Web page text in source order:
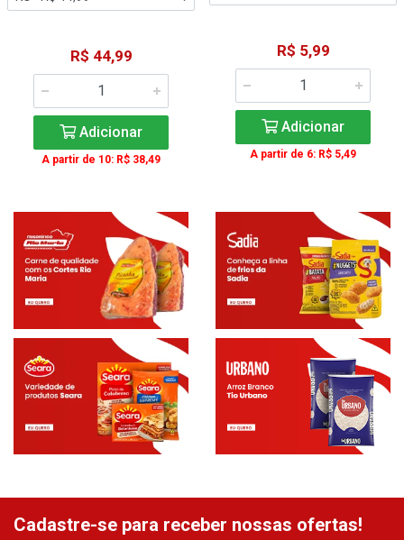
R$ 44,99
Adicionar
A partir de 10: R$ 38,49
R$ 5,99
Adicionar
A partir de 6: R$ 5,49
Cadastre-se para receber nossas ofertas!